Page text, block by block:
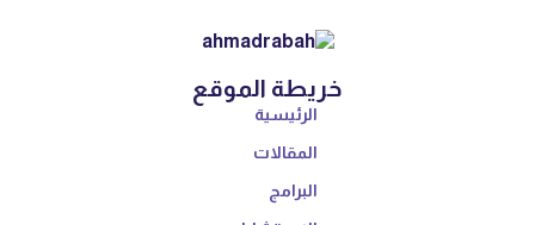
خريطة الموقع
الرئيسية
المقالات
البرامج